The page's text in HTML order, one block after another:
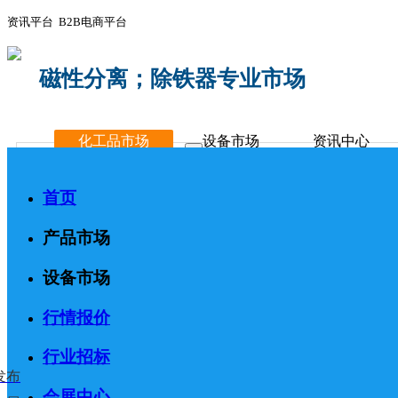
资讯平台 B2B电商平台
磁性分离；除铁器专业市场
化工品市场 设备市场 资讯中心
首页
产品市场
设备市场
行情报价
行业招标
布